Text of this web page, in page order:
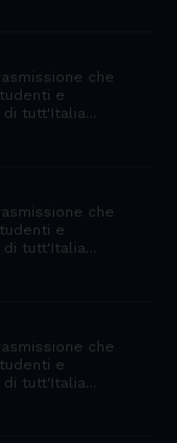
che
e
tutt'Italia...
che
e
tutt'Italia...
che
e
tutt'Italia...